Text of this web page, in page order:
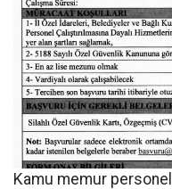
Kamu memur